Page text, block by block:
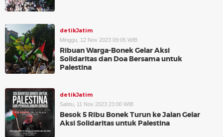
detikJatim
Minggu, 12 Nov 2023 09:05 WIB
Ribuan Warga-Bonek Gelar Aksi
Solidaritas dan Doa Bersama untuk
Palestina
detikJatim
Sabtu, 11 Nov 2023 23:00 WIB
Besok 5 Ribu Bonek Turun ke Jalan Gelar
Aksi Solidaritas untuk Palestina